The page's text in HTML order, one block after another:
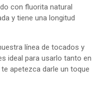
con fluorita natural
y tiene una longitud
línea de tocados y
ideal para usarlo tanto en
apetezca darle un toque